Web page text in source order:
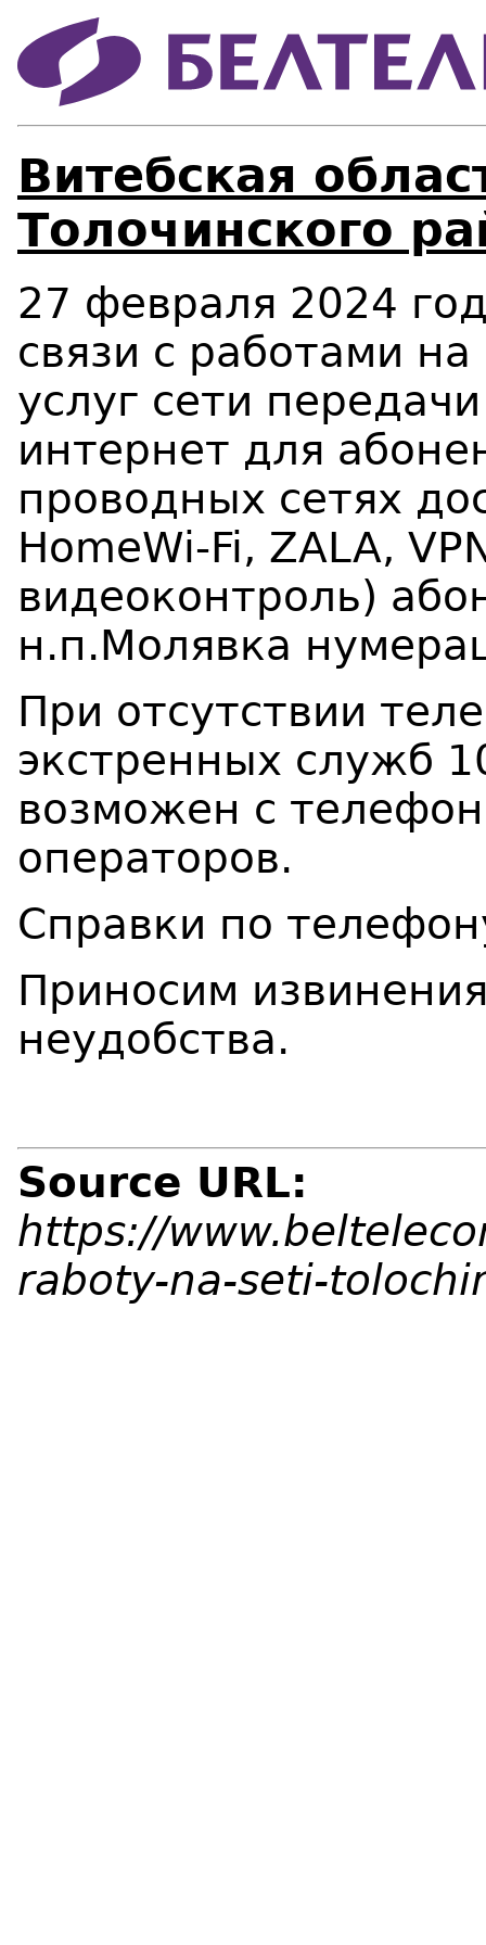
Витебская
Толочинского
27 февраля 2024
связи с работами
услуг сети
интернет для
проводных сетях
HomeWi-Fi, ZALA,
видеоконтроль)
н.п.Молявка
При отсутствии
экстренных служб
возможен с
операторов.
Справки по
Приносим
неудобства.
Source URL:
https://
raboty-na-seti-